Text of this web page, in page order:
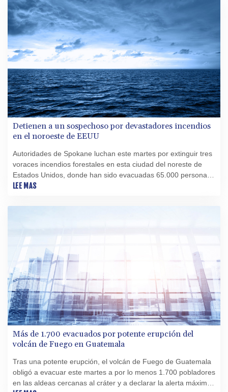
Detienen a un sospechoso por devastadores incendios
en el noroeste de EEUU
Autoridades de Spokane luchan este martes por extinguir tres
voraces incendios forestales en esta ciudad del noreste de
Estados Unidos, donde han sido evacuadas 65.000 personas
y fue arrestado un sospechoso de iniciar uno de los fuegos.
LEE MAS
Más de 1.700 evacuados por potente erupción del
volcán de Fuego en Guatemala
Tras una potente erupción, el volcán de Fuego de Guatemala
obligó a evacuar este martes a por lo menos 1.700 pobladores
en las aldeas cercanas al cráter y a declarar la alerta máxima